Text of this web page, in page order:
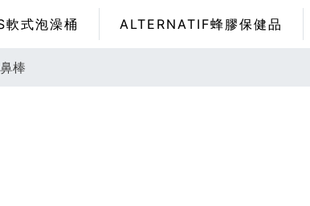
軟式泡澡桶 ALTERNATIF蜂膠保健品
棒